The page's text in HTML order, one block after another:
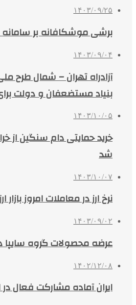
۱۴۰۳/۰۹/۲۵
برشی موشکافانه بر
۱۴۰۳/۰۹/۰۴
آزادراه تهران – شمال طرح
بنیاد مستضعفان و دولت
۱۴۰۳/۱۰/۰۵
خرید حمایتی دام سنگین از
شد
۱۴۰۳/۱۰/۰۷
نرخ ارز در معاملات امروز
۱۴۰۳/۰۹/۰۲
عرضه محصولات گروه سایپا
۱۴۰۲/۱۲/۰۸
ایران آماده مشارکت فعال در